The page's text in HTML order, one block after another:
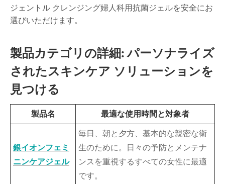
ジェントル クレンジング婦人科用抗菌ジェルを安全にお
選びいただけます。
製品カテゴリの詳細: パーソナライズ
されたスキンケア ソリューションを
見つける
製品名 最適な使用時間と対象者
銀イオンフェミ
ニンケアジェル
毎日、朝と夕方、基本的な親密な衛
生のために。日々の予防とメンテナ
ンスを重視するすべての女性に最適
です。